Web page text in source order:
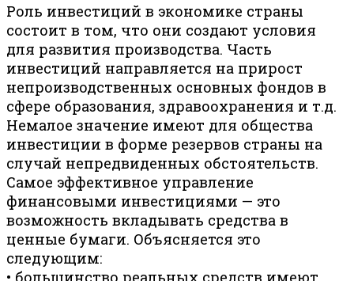
Роль инвестиций в экономике страны
состоит в том, что они создают условия
для развития производства. Часть
инвестиций направляется на прирост
непроизводственных основных фондов в
сфере образования, здравоохранения и т.д.
Немалое значение имеют для общества
инвестиции в форме резервов страны на
случай непредвиденных обстоятельств.
Самое эффективное управление
финансовыми инвестициями — это
возможность вкладывать средства в
ценные бумаги. Объясняется это
следующим:
• большинство реальных средств имеют